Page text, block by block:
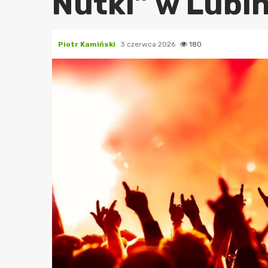
Piotr Kamiński 3 czerwca 2026 180